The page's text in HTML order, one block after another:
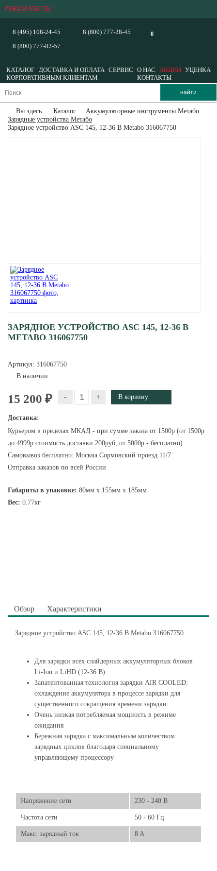
РЕЖИМ РАБОТЫ
0
8 (495) 108-24-45
8 (800) 777-82-57
8 (800) 777-28-45
КАТАЛОГ ДОСТАВКА И ОПЛАТА СЕРВИС О НАС АКЦИИ УЦЕНКА
КОРПОРАТИВНЫМ КЛИЕНТАМ
КОНТАКТЫ
Вы здесь: Каталог
Аккумуляторные инструменты Метабо
Зарядные устройства Метабо
Зарядное устройство ASC 145, 12-36 В Metabo 316067750
ЗАРЯДНОЕ УСТРОЙСТВО ASC 145, 12-36 В
METABO 316067750
Артикул: 316067750
В наличии
15 200 ₽ - +
Доставка:
Курьером в пределах МКАД - при сумме заказа от 1500р (от 1500р
до 4999р стоимость доставки 200руб, от 5000р - бесплатно)
Самовывоз бесплатно: Москва Сормовский проезд 11/7
Отправка заказов по всей России
Габариты в упаковке: 80мм x 155мм x 185мм
Вес: 0.77кг
Обзор Характеристики
Зарядное устройство ASC 145, 12-36 В Metabo 316067750
Для зарядки всех слайдерных аккумуляторных блоков
Li-Ion и LiHD (12-36 В)
Запатентованная технология зарядки AIR COOLED:
охлаждение аккумулятора в процессе зарядки для
существенного сокращения времени зарядки
Очень низкая потребляемая мощность в режиме
ожидания
Бережная зарядка с максимальным количеством
зарядных циклов благодаря специальному
управляющему процессору
Напряжение сети 230 - 240 В
Частота сети 50 - 60 Гц
Макс. зарядный ток 8 A